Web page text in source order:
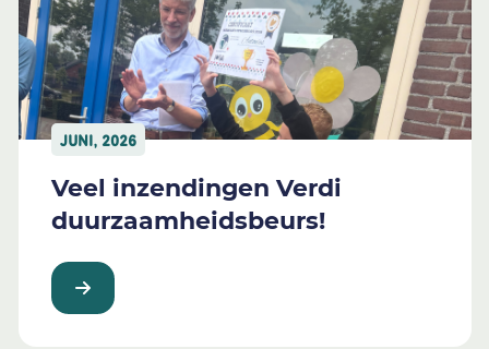
JUNI, 2026
Veel inzendingen Verdi
duurzaamheidsbeurs!